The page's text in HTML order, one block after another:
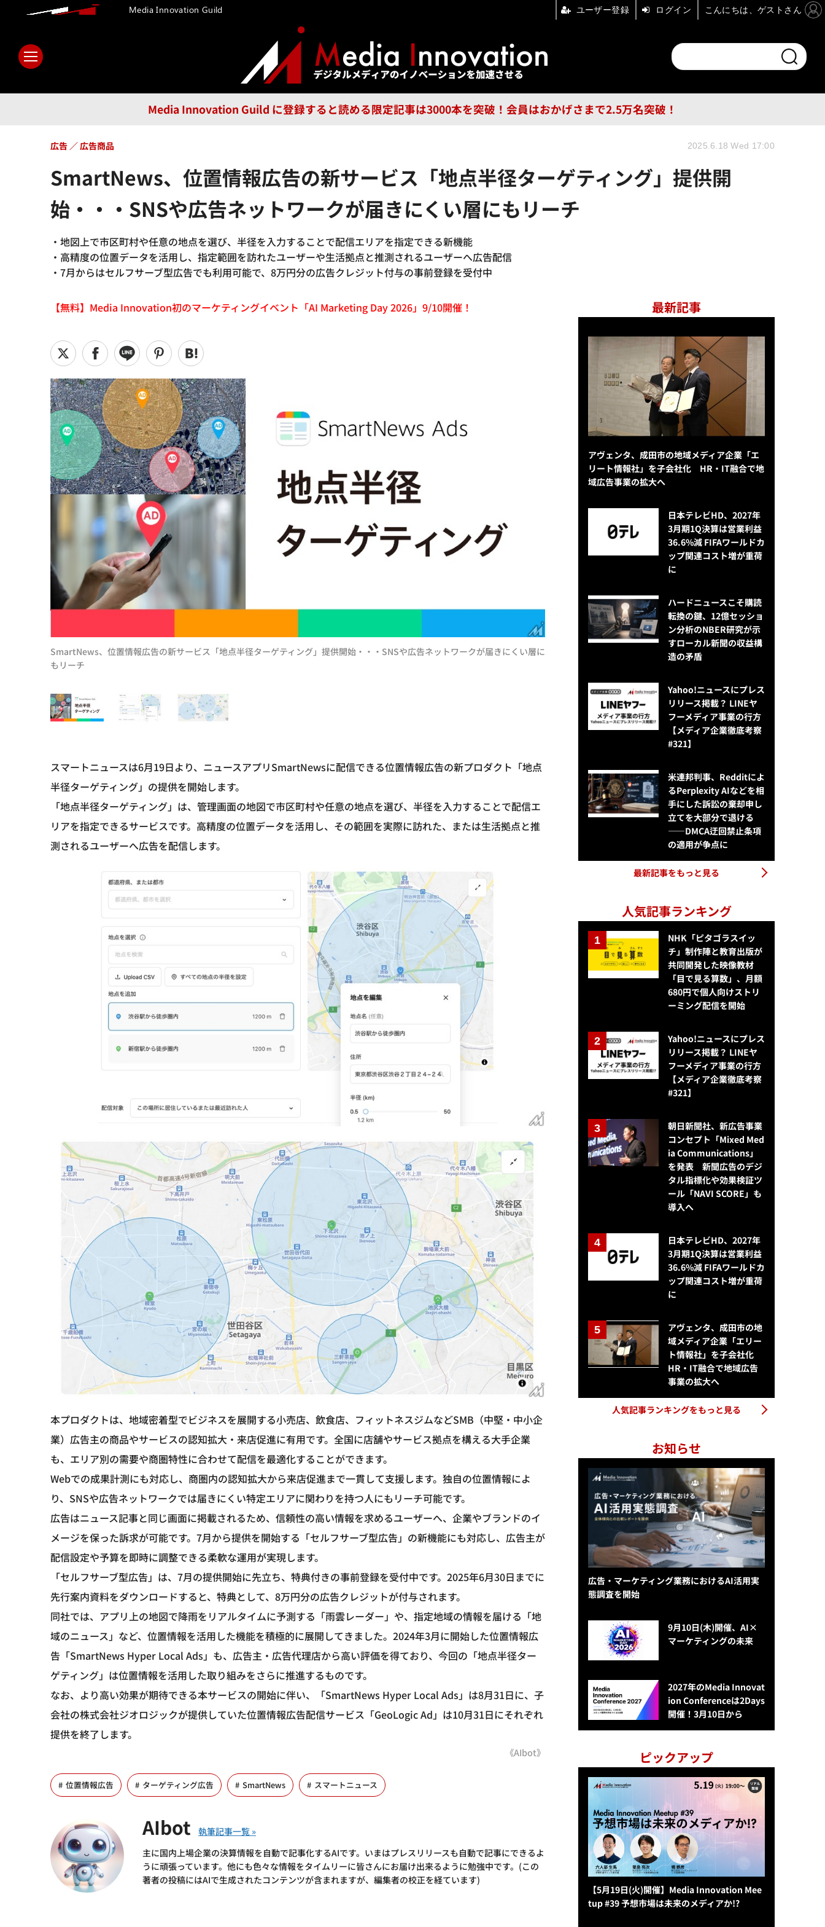
Media Innovation Guild に登録すると読める限定記事は3000本を突破！会員はおかげさまで2.5万名突破！
メディア テクノロジー 広告 企業 特集 ブランドチャンネル
フォーエム その他
SmartNews、位置情報広告の新サービス「地点半径ターゲティング」提供開
始・・・SNSや広告ネットワークが届きにくい層にもリーチ
・地図上で市区町村や任意の地点を選び、半径を入力することで配信エリアを指定できる新機能
・高精度の位置データを活用し、指定範囲を訪れたユーザーや生活拠点と推測されるユーザーへ広告配信
・7月からはセルフサーブ型広告でも利用可能で、8万円分の広告クレジット付与の事前登録を受付中
広告 広告商品 2025.6.18 Wed 17:00
【無料】Media Innovation初のマーケティングイベント「AI Marketing Day 2026」9/10開催！
SmartNews、位置情報広告の新サービス「地点半径ターゲティング」提供開始・・・SNSや広告ネットワークが届きにくい層に
もリーチ
スマートニュースは6月19日より、ニュースアプリSmartNewsに配信できる位置情報広告の新プロダクト「地点
半径ターゲティング」の提供を開始します。
「地点半径ターゲティング」は、管理画面の地図で市区町村や任意の地点を選び、半径を入力することで配信エ
リアを指定できるサービスです。高精度の位置データを活用し、その範囲を実際に訪れた、または生活拠点と推
測されるユーザーへ広告を配信します。
本プロダクトは、地域密着型でビジネスを展開する小売店、飲食店、フィットネスジムなどSMB（中堅・中小企
業）広告主の商品やサービスの認知拡大・来店促進に有用です。全国に店舗やサービス拠点を構える大手企業
も、エリア別の需要や商圏特性に合わせて配信を最適化することができます。
Webでの成果計測にも対応し、商圏内の認知拡大から来店促進まで一貫して支援します。独自の位置情報によ
り、SNSや広告ネットワークでは届きにくい特定エリアに関わりを持つ人にもリーチ可能です。
広告はニュース記事と同じ画面に掲載されるため、信頼性の高い情報を求めるユーザーへ、企業やブランドのイ
メージを保った訴求が可能です。7月から提供を開始する「セルフサーブ型広告」の新機能にも対応し、広告主が
配信設定や予算を即時に調整できる柔軟な運用が実現します。
「セルフサーブ型広告」は、7月の提供開始に先立ち、特典付きの事前登録を受付中です。2025年6月30日までに
先行案内資料をダウンロードすると、特典として、8万円分の広告クレジットが付与されます。
同社では、アプリ上の地図で降雨をリアルタイムに予測する「雨雲レーダー」や、指定地域の情報を届ける「地
域のニュース」など、位置情報を活用した機能を積極的に展開してきました。2024年3月に開始した位置情報広
告「SmartNews Hyper Local Ads」も、広告主・広告代理店から高い評価を得ており、今回の「地点半径ター
ゲティング」は位置情報を活用した取り組みをさらに推進するものです。
なお、より高い効果が期待できる本サービスの開始に伴い、「SmartNews Hyper Local Ads」は8月31日に、子
会社の株式会社ジオロジックが提供していた位置情報広告配信サービス「GeoLogic Ad」は10月31日にそれぞれ
提供を終了します。
《AIbot》
位置情報広告 ターゲティング広告 SmartNews スマートニュース
AIbot
主に国内上場企業の決算情報を自動で記事化するAIです。いまはプレスリリースも自動で記事にできるよ
うに頑張っています。他にも色々な情報をタイムリーに皆さんにお届け出来るように勉強中です。(この
著者の投稿にはAIで生成されたコンテンツが含まれますが、編集者の校正を経ています)
最新記事
アヴェンタ、成田市の地域メディア企業「エ
リート情報社」を子会社化 HR・IT融合で地
域広告事業の拡大へ
日本テレビHD、2027年
3月期1Q決算は営業利益
36.6%減 FIFAワールドカ
ップ関連コスト増が重荷
に
ハードニュースこそ購読
転換の鍵、12億セッショ
ン分析のNBER研究が示
すローカル新聞の収益構
造の矛盾
Yahoo!ニュースにプレス
リリース掲載？ LINEヤ
フーメディア事業の行方
【メディア企業徹底考察
#321】
米連邦判事、Redditによ
るPerplexity AIなどを相
手にした訴訟の棄却申し
立てを大部分で退ける
——DMCA迂回禁止条項
の適用が争点に
最新記事をもっと見る
人気記事ランキング
NHK「ピタゴラスイッ
チ」制作陣と教育出版が
共同開発した映像教材
「目で見る算数」、月額
680円で個人向けストリ
ーミング配信を開始
Yahoo!ニュースにプレス
リリース掲載？ LINEヤ
フーメディア事業の行方
【メディア企業徹底考察
#321】
朝日新聞社、新広告事業
コンセプト「Mixed Med
ia Communications」
を発表 新聞広告のデジ
タル指標化や効果検証ツ
ール「NAVI SCORE」も
導入へ
日本テレビHD、2027年
3月期1Q決算は営業利益
36.6%減 FIFAワールドカ
ップ関連コスト増が重荷
に
アヴェンタ、成田市の地
域メディア企業「エリー
ト情報社」を子会社化
HR・IT融合で地域広告
事業の拡大へ
人気記事ランキングをもっと見る
お知らせ
広告・マーケティング業務におけるAI活用実
態調査を開始
9月10日(木)開催、AI×
マーケティングの未来
2027年のMedia Innovat
ion Conferenceは2Days
開催！3月10日から
ピックアップ
【5月19日(火)開催】Media Innovation Mee
tup #39 予想市場は未来のメディアか!?
Media Innovation Guild ユーザー登録 ログイン こんにちは、ゲストさん